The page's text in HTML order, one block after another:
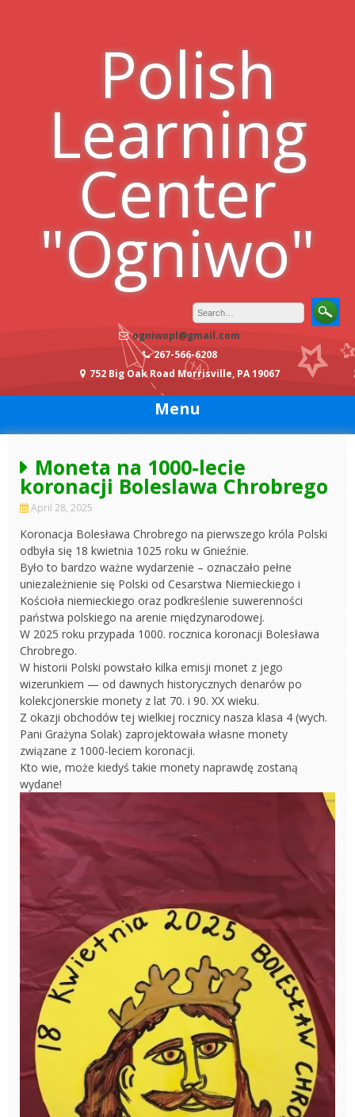
Polish
Learning
Center
"Ogniwo"
ogniwopl@gmail.com
267-566-6208
752 Big Oak Road Morrisville, PA 19067
Menu
Moneta na 1000-lecie
koronacji Boleslawa Chrobrego
April 28, 2025
Koronacja Bolesława Chrobrego na pierwszego króla Polski
odbyła się 18 kwietnia 1025 roku w Gnieźnie.
Było to bardzo ważne wydarzenie – oznaczało pełne
uniezależnienie się Polski od Cesarstwa Niemieckiego i
Kościoła niemieckiego oraz podkreślenie suwerenności
państwa polskiego na arenie międzynarodowej.
W 2025 roku przypada 1000. rocznica koronacji Bolesława
Chrobrego.
W historii Polski powstało kilka emisji monet z jego
wizerunkiem — od dawnych historycznych denarów po
kolekcjonerskie monety z lat 70. i 90. XX wieku.
Z okazji obchodów tej wielkiej rocznicy nasza klasa 4 (wych.
Pani Grażyna Solak) zaprojektowała własne monety
związane z 1000-leciem koronacji.
Kto wie, może kiedyś takie monety naprawdę zostaną
wydane!